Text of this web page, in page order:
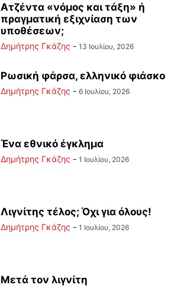
Ατζέντα «νόμος και τάξη» ή
πραγματική εξιχνίαση των
υποθέσεων;
Δημήτρης Γκάζης - 13 Ιουλίου, 2026
Ρωσική φάρσα, ελληνικό φιάσκο
Δημήτρης Γκάζης - 6 Ιουλίου, 2026
Ένα εθνικό έγκλημα
Δημήτρης Γκάζης - 1 Ιουλίου, 2026
Λιγνίτης τέλος; Όχι για όλους!
Δημήτρης Γκάζης - 1 Ιουλίου, 2026
Μετά τον λιγνίτη